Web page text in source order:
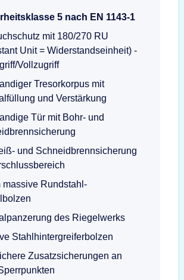
5 nach EN 1143-1
mit 180/270 RU
Unit = Widerstandseinheit) -
Vollzugriff
Tresorkorpus mit
und Verstärkung
Tür mit Bohr- und
und Schneidbrennsicherung
massive Rundstahl-
des Riegelwerks
Stahlhintergreiferbolzen
Zusatzsicherungen an